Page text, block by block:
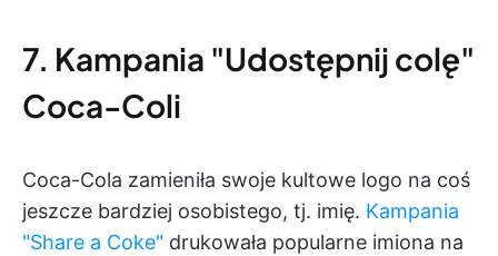
7. Kampania "Udostępnij colę"
Coca-Coli
Coca-Cola zamieniła swoje kultowe logo na coś
jeszcze bardziej osobistego, tj. imię. Kampania
"Share a Coke" drukowała popularne imiona na